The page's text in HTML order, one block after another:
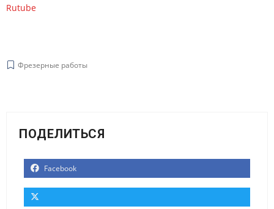
Rutube
Фрезерные работы
ПОДЕЛИТЬСЯ
Facebook